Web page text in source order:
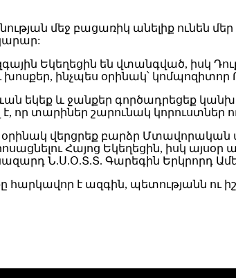
մեջ բացառիկ անելիք ունեն
Եկեղեցին են վտանգված, իսկ
խոսքեր, ինչպես օրինակ՝
եկեք և ջանքեր գործադրեցեք
որ տարիներ շարունակ կորուստներ
օրինակ վերցրեք բարձր
Հայոց Եկեղեցին, իսկ այսօր
Ն.Ս.Օ.Տ.Տ. Գարեգին Երկրորդ
հարկավոր է ազգին, պետությանն ու